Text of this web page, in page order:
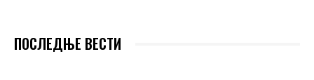
ПОСЛЕДЊЕ ВЕСТИ